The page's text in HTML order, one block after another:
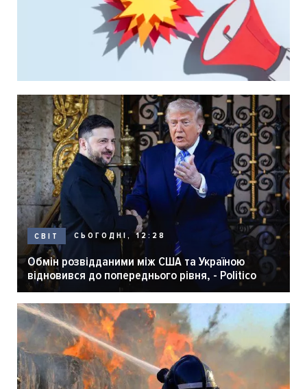
СВІТ СЬОГОДНІ, 12:28
Обмін розвідданими між США та Україною
відновився до попереднього рівня, - Politico